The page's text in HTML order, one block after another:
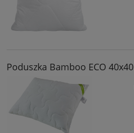
Poduszka Bamboo ECO 40x40